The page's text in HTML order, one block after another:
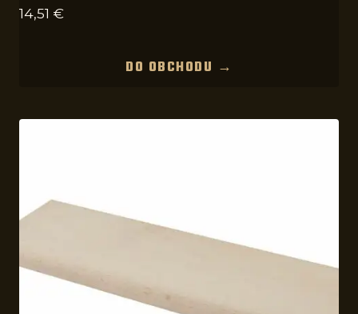
14,51 €
DO OBCHODU →